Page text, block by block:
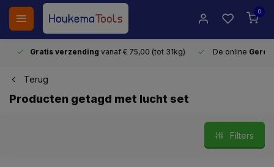
0
Gratis verzendingvanaf € 75,00 (tot 31kg) De online
Terug
Producten getagd met lucht set
Filters